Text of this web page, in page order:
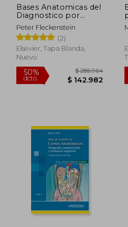
50%
dcto.
$ 369.887
Bases Anatomicas del
Diagnostico por
Imagen 3º Edicion
Peter Fleckenstein
(2)
Elsevier, Tapa Blanda,
Nuevo